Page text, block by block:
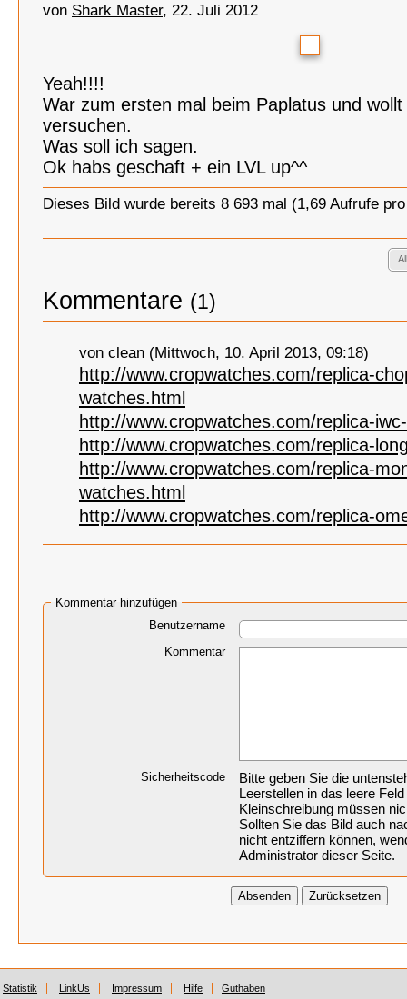
von Shark Master, 22. Juli 2012
Yeah!!!!
War zum ersten mal beim Paplatus und
versuchen.
Was soll ich sagen.
Ok habs geschaft + ein LVL up^^
Dieses Bild wurde bereits 8 693 mal (1,69 Aufrufe
Kommentare (1)
von clean (Mittwoch, 10. April 2013, 09:18)
http://www.cropwatches.com/replica-
watches.html
http://www.cropwatches.com/replica-
http://www.cropwatches.com/replica-
http://www.cropwatches.com/replica-
watches.html
http://www.cropwatches.com/replica-
Kommentar hinzufügen
Benutzername
Kommentar
Sicherheitscode
Bitte geben Sie die
Leerstellen in das leere
Kleinschreibung müssen
Sollten Sie das Bild auch
nicht entziffern können,
Administrator dieser Seite.
Statistik LinkUs Impressum Hilfe Guthaben